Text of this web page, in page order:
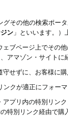
その他の検索ポー
ン 」といいます。）
ブページ上でその
アマゾン・サイトに
せずに、お客様に購
クが適正にフォー
プリ内の特別リン
特別リンク経由で購